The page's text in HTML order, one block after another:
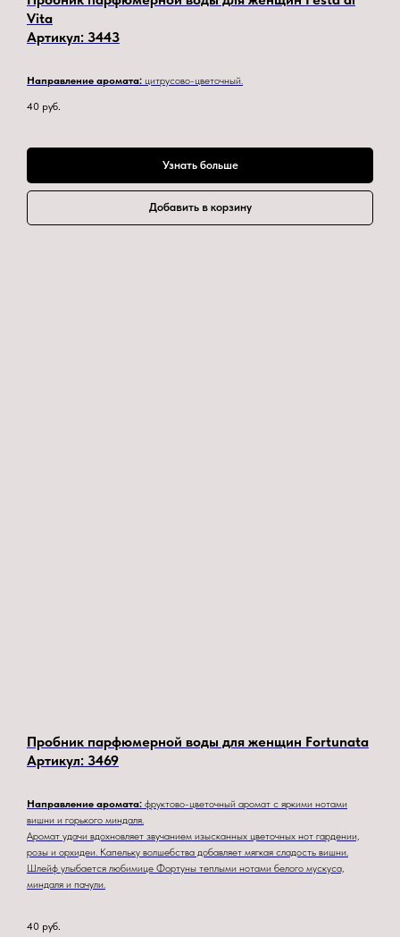
Vita
Артикул: 3443
Направление аромата: цитрусово-цветочный.
40 руб.
Узнать больше
Добавить в корзину
Пробник парфюмерной воды для женщин Fortunata
Артикул: 3469
Направление аромата: фруктово-цветочный аромат с яркими нотами
вишни и горького миндаля.
Аромат удачи вдохновляет звучанием изысканных цветочных нот гардении,
розы и орхидеи. Капельку волшебства добавляет мягкая сладость вишни.
Шлейф улыбается любимице Фортуны теплыми нотами белого мускуса,
миндаля и пачули.
40 руб.